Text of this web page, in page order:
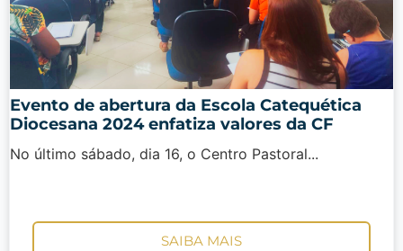
Evento de abertura da Escola Catequética
Diocesana 2024 enfatiza valores da CF
No último sábado, dia 16, o Centro Pastoral...
SAIBA MAIS